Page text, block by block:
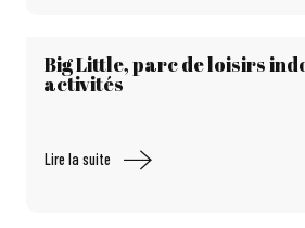
Big Little, parc de loisirs
activités
Lire la suite